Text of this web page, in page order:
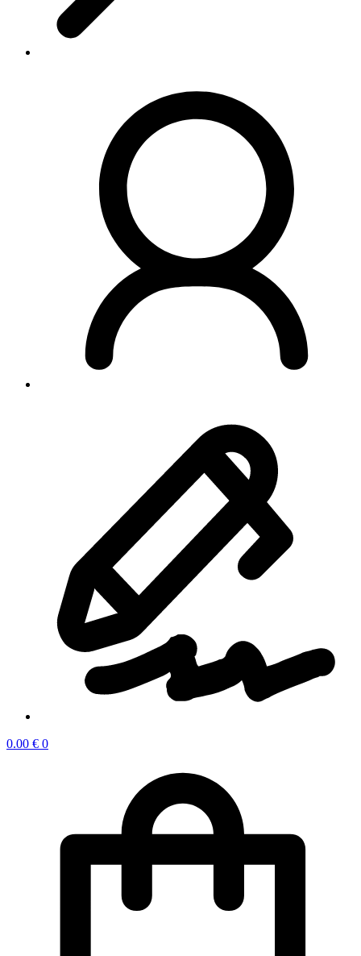
0.00 € 0